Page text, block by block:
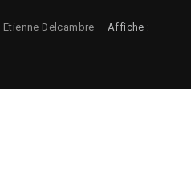
Etienne Delcambre – Affiche :